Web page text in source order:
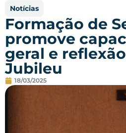
Notícias
Formação de
promove
geral e
Jubileu
18/03/2025